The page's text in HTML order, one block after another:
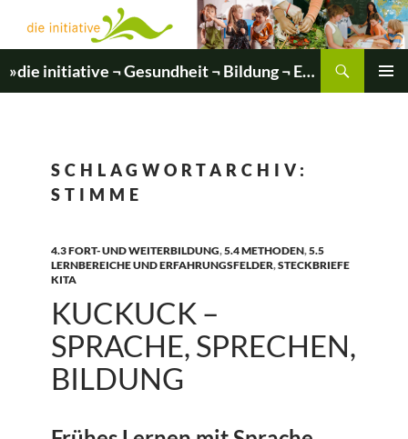
Inhalt
springen
»die initiative ¬ Gesundheit ¬ Bildung ¬ Entwicklung«
SCHLAGWORTARCHIV:
STIMME
4.3 FORT- UND WEITERBILDUNG,5.4 METHODEN,5.5
LERNBEREICHE UND ERFAHRUNGSFELDER,STECKBRIEFE
KITA
KUCKUCK –
SPRACHE, SPRECHEN,
BILDUNG